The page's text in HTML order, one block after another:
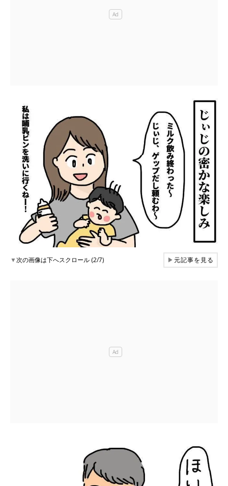
▼次の画像は下へスクロール (2/7) ▶元記事を見る